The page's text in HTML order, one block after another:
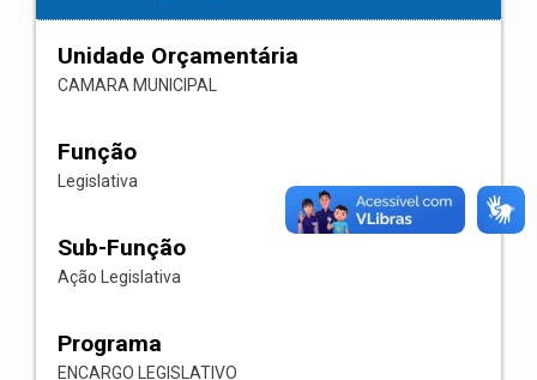
Unidade Orçamentária
CAMARA MUNICIPAL
Função
Legislativa
Sub-Função
Ação Legislativa
Programa
ENCARGO LEGISLATIVO